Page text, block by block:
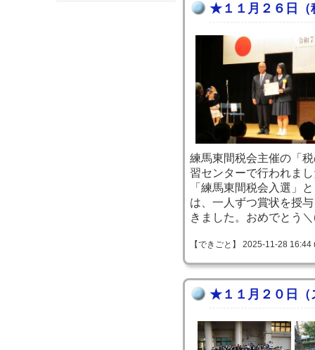
★１１月２６日（
練馬東間税会主催の「
習センターで行われま
「練馬東間税会入選」
は、一人ずつ賞状を授
きました。おめでとう
【できごと】 2025-11-28
★１１月２０日（